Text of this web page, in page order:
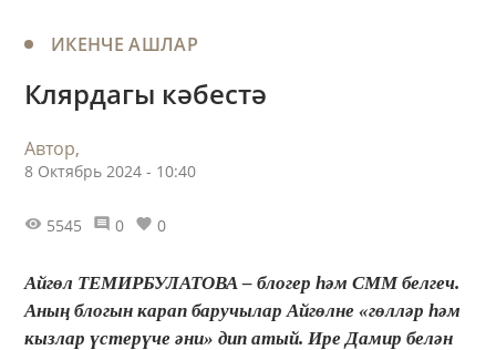
ИКЕНЧЕ АШЛАР
Клярдагы кәбестә
Автор,
8 Октябрь 2024 - 10:40
5545 0 0
Айгөл ТЕМИРБУЛАТОВА – блогер һәм СММ белгеч.
Аның блогын карап баручылар Айгөлне «гөлләр һәм
кызлар үстерүче әни» дип атый. Ире Дамир белән